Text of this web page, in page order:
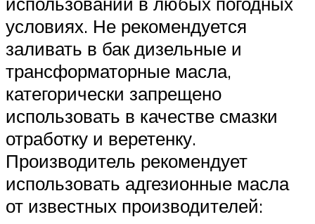
условиях. Не рекомендуется
заливать в бак дизельные и
трансформаторные масла,
категорически запрещено
использовать в качестве смазки
отработку и веретенку.
Производитель рекомендует
использовать адгезионные масла
от известных производителей: